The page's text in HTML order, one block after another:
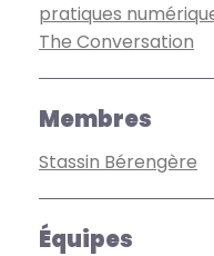
pratiques
The Conversation
Membres
Stassin Bérengère
Équipes